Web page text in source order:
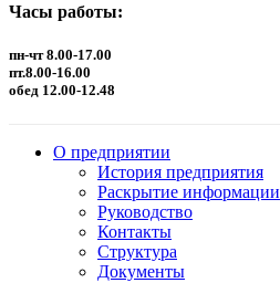
Часы работы:
пн-чт 8.00-17.00
пт.8.00-16.00
обед 12.00-12.48
О предприятии
История предприятия
Раскрытие информации
Руководство
Контакты
Структура
Документы